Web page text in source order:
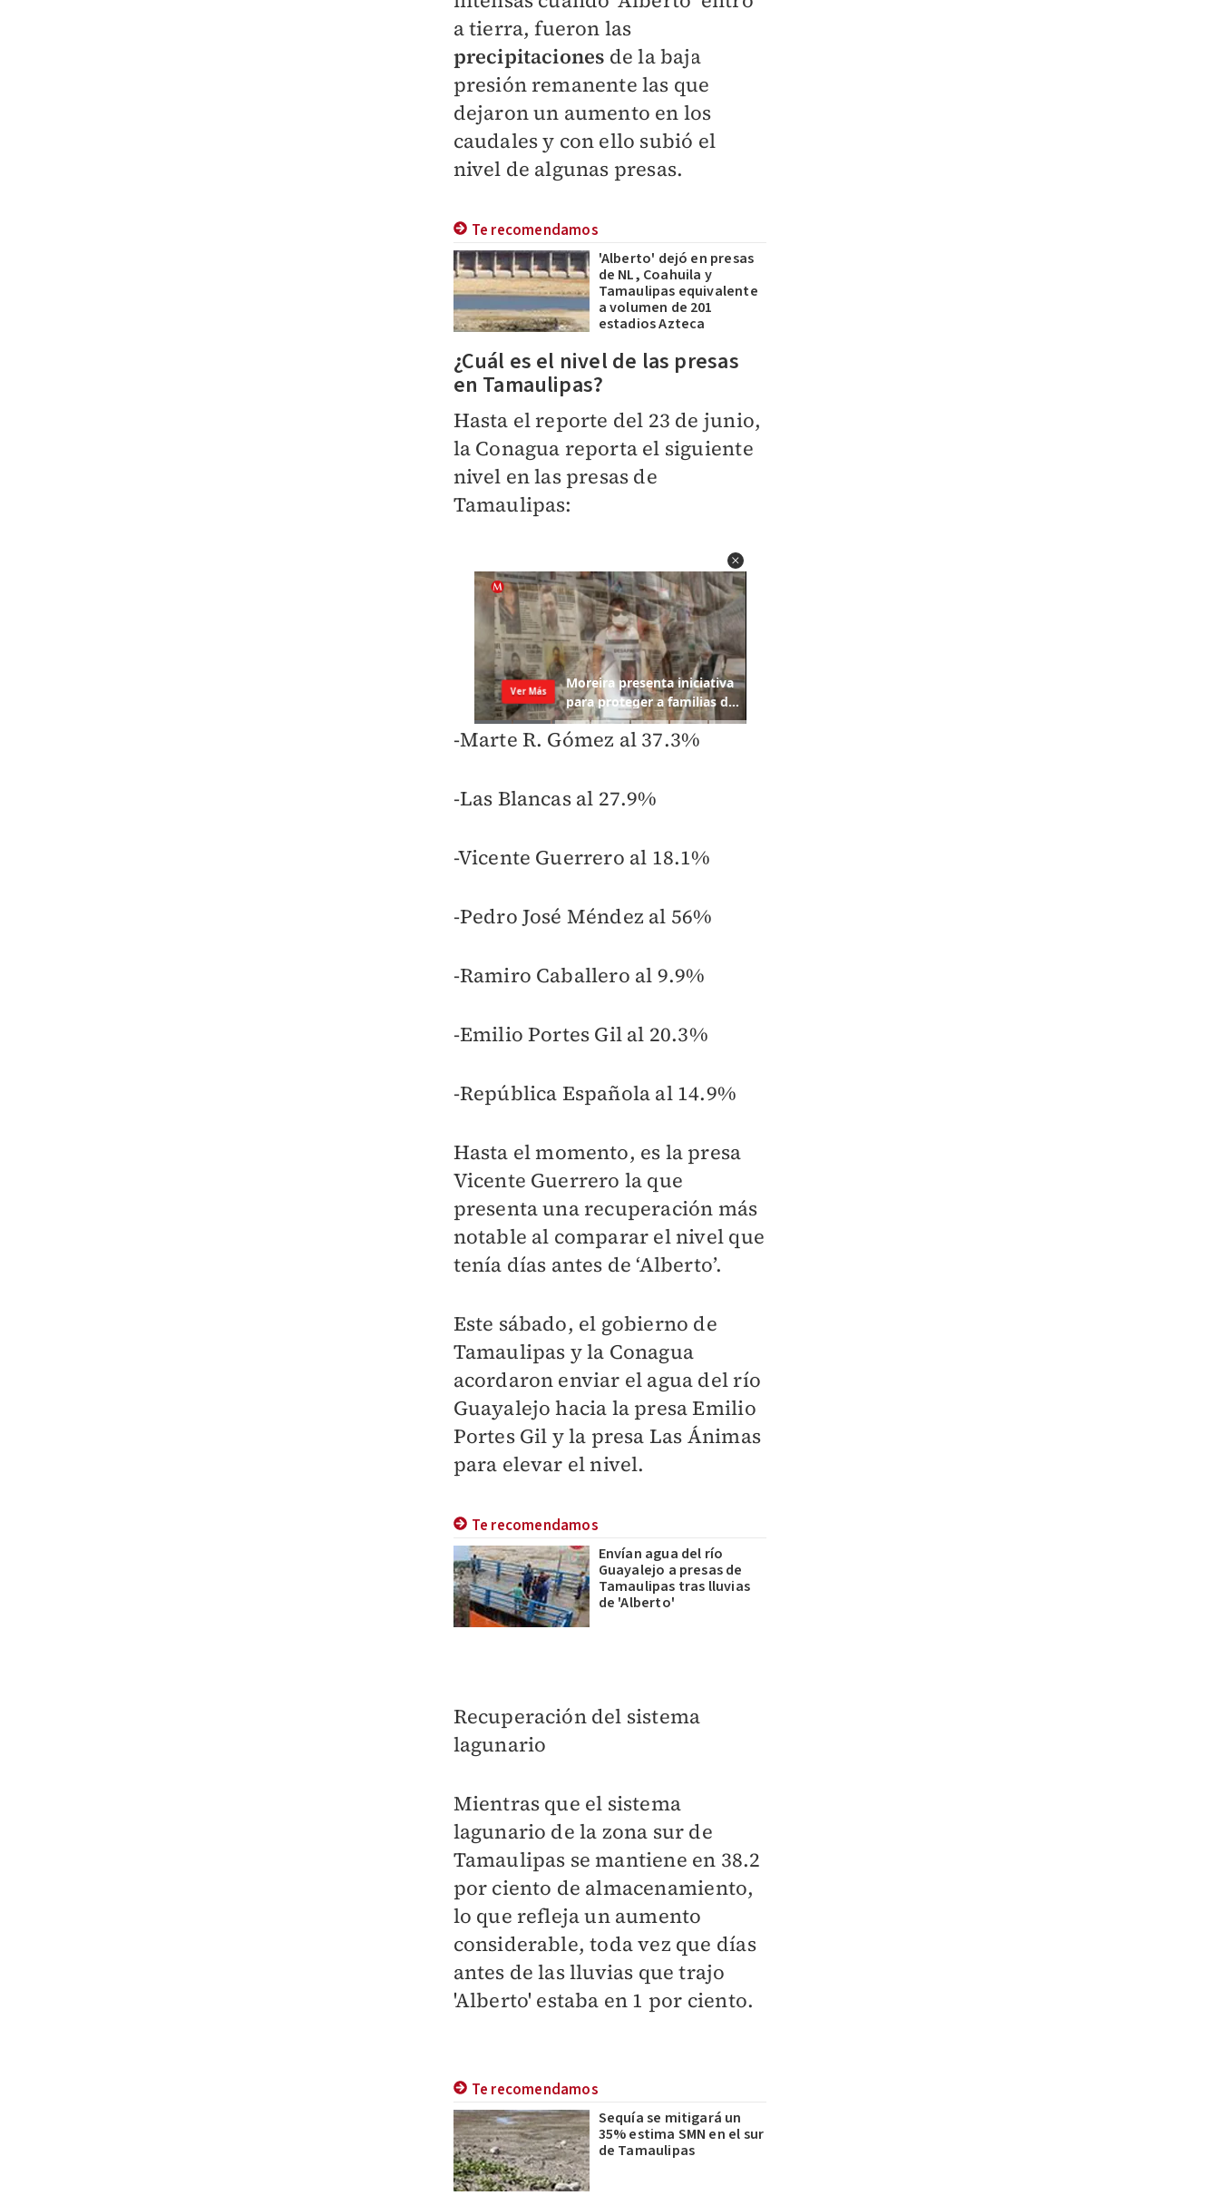
a tierra, fueron las
precipitaciones de la baja
presión remanente las que
dejaron un aumento en los
caudales y con ello subió el
nivel de algunas presas.
Te recomendamos
'Alberto' dejó en presas
de NL, Coahuila y
Tamaulipas equivalente
a volumen de 201
estadios Azteca
¿Cuál es el nivel de las presas
en Tamaulipas?
Hasta el reporte del 23 de junio,
la Conagua reporta el siguiente
nivel en las presas de
Tamaulipas:
-Marte R. Gómez al 37.3%
-Las Blancas al 27.9%
-Vicente Guerrero al 18.1%
-Pedro José Méndez al 56%
-Ramiro Caballero al 9.9%
-Emilio Portes Gil al 20.3%
-República Española al 14.9%
Hasta el momento, es la presa
Vicente Guerrero la que
presenta una recuperación más
notable al comparar el nivel que
tenía días antes de ‘Alberto’.
Este sábado, el gobierno de
Tamaulipas y la Conagua
acordaron enviar el agua del río
Guayalejo hacia la presa Emilio
Portes Gil y la presa Las Ánimas
para elevar el nivel.
Te recomendamos
Envían agua del río
Guayalejo a presas de
Tamaulipas tras lluvias
de 'Alberto'
Recuperación del sistema
lagunario
Mientras que el sistema
lagunario de la zona sur de
Tamaulipas se mantiene en 38.2
por ciento de almacenamiento,
lo que refleja un aumento
considerable, toda vez que días
antes de las lluvias que trajo
'Alberto' estaba en 1 por ciento.
Te recomendamos
Sequía se mitigará un
35% estima SMN en el sur
de Tamaulipas